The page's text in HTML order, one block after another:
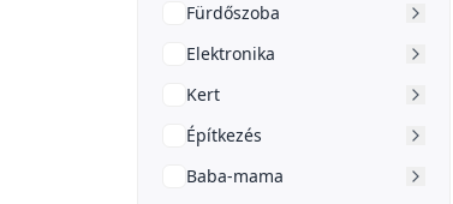
Fürdőszoba
Elektronika
Kert
Építkezés
Baba-mama